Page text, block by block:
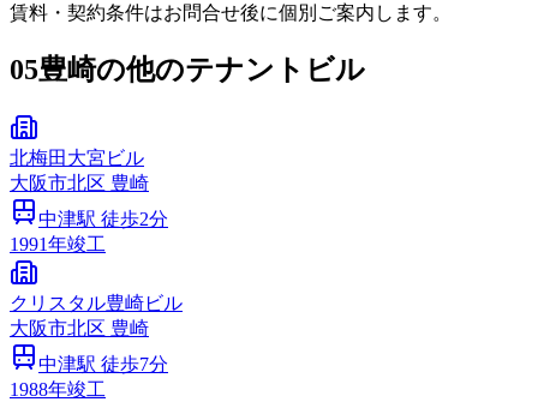
賃料・契約条件はお問合せ後に個別ご案内します。
05豊崎の他のテナントビル
北梅田大宮ビル
大阪市北区 豊崎
中津駅 徒歩2分
1991年竣工
クリスタル豊崎ビル
大阪市北区 豊崎
中津駅 徒歩7分
1988年竣工